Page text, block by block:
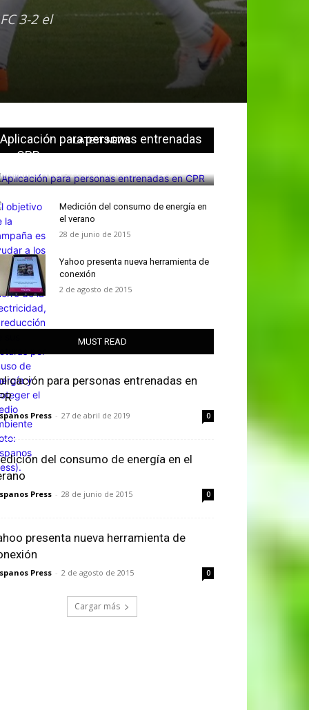
3-2 el
LATEST NEWS
Aplicación para personas entrenadas
en CPR
Hispanos Press - 27 de abril de 2019 0
Medición del consumo de energía en
el verano
28 de junio de 2015
Yahoo presenta nueva herramienta de
conexión
2 de agosto de 2015
MUST READ
para personas entrenadas en
Press - 27 de abril de 2019 0
del consumo de energía en el
Press - 28 de junio de 2015 0
presenta nueva herramienta de
Press - 2 de agosto de 2015 0
Cargar más